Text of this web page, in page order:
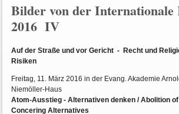
Bilder von der Internationale
2016 IV
Auf der Straße und vor Gericht - Recht und
Risiken
Freitag, 11. März 2016 in der Evang. Akademie
Niemöller-Haus
Atom-Ausstieg - Alternativen denken / Abolition
Concering Alternatives